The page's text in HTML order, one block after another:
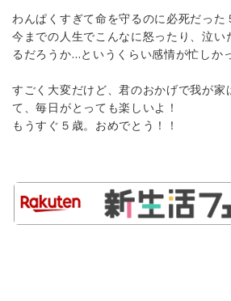
わんぱくすぎて命を守るのに必死だった
今までの人生でこんなに怒ったり、泣い
るだろうか…というくらい感情が忙しか
すごく大変だけど、君のおかげで我が家
て、毎日がとっても楽しいよ！
もうすぐ５歳。おめでとう！！